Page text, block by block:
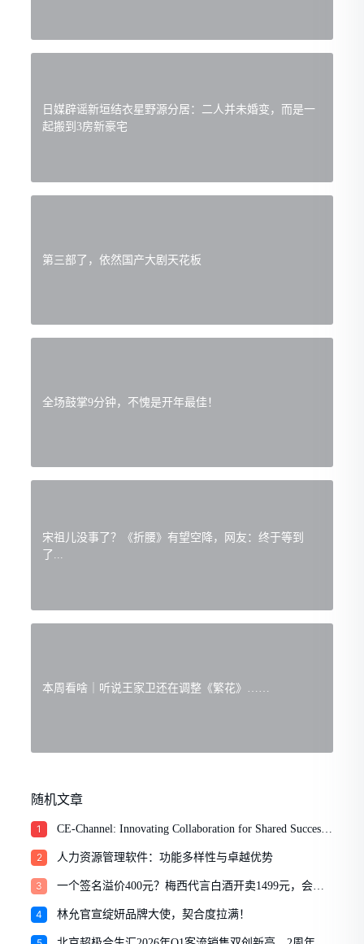
日媒辟谣新垣结衣星野源分居：二人并未婚变，而是一
起搬到3房新豪宅
第三部了，依然国产大剧天花板
全场鼓掌9分钟，不愧是开年最佳！
宋祖儿没事了？《折腰》有望空降，网友：终于等到
了...
本周看啥｜听说王家卫还在调整《繁花》……
随机文章
1
CE-Channel: Innovating Collaboration for Shared Success
2
人力资源管理软件：功能多样性与卓越优势
3
一个签名溢价400元？梅西代言白酒开卖1499元，会有
4
林允官宣绽妍品牌大使，契合度拉满！